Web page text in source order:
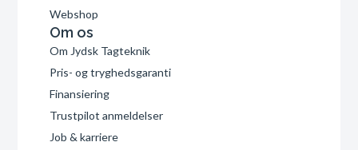
Webshop
Om os
Om Jydsk Tagteknik
Pris- og tryghedsgaranti
Finansiering
Trustpilot anmeldelser
Job & karriere